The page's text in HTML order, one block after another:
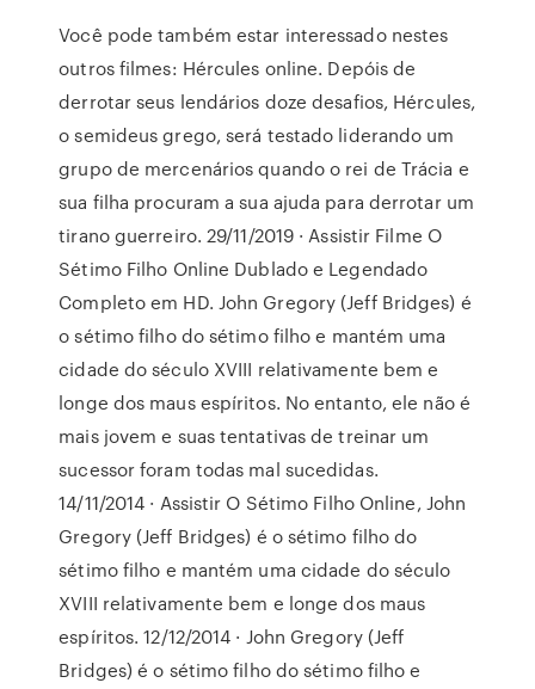
Você pode também estar interessado nestes
outros filmes: Hércules online. Depóis de
derrotar seus lendários doze desafios, Hércules,
o semideus grego, será testado liderando um
grupo de mercenários quando o rei de Trácia e
sua filha procuram a sua ajuda para derrotar um
tirano guerreiro. 29/11/2019 · Assistir Filme O
Sétimo Filho Online Dublado e Legendado
Completo em HD. John Gregory (Jeff Bridges) é
o sétimo filho do sétimo filho e mantém uma
cidade do século XVIII relativamente bem e
longe dos maus espíritos. No entanto, ele não é
mais jovem e suas tentativas de treinar um
sucessor foram todas mal sucedidas.
14/11/2014 · Assistir O Sétimo Filho Online, John
Gregory (Jeff Bridges) é o sétimo filho do
sétimo filho e mantém uma cidade do século
XVIII relativamente bem e longe dos maus
espíritos. 12/12/2014 · John Gregory (Jeff
Bridges) é o sétimo filho do sétimo filho e